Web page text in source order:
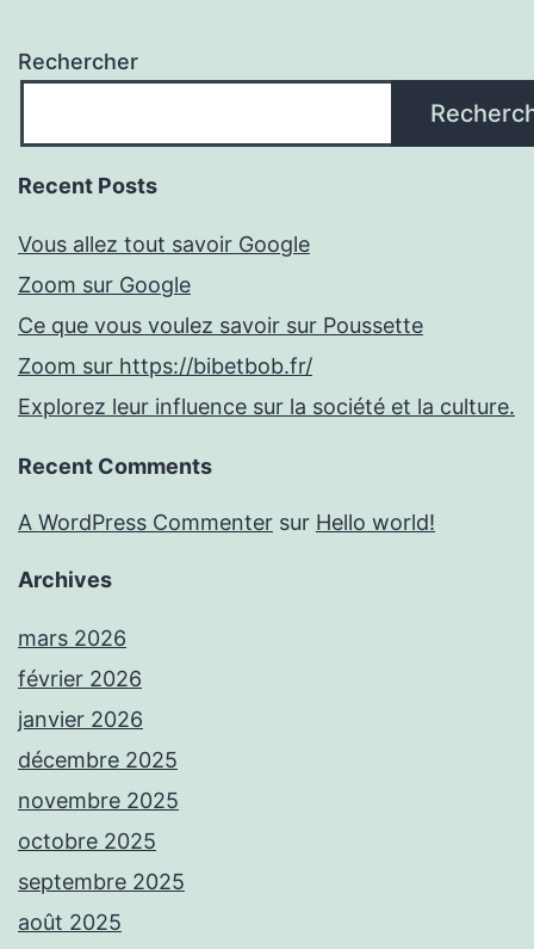
Rechercher
Recent Posts
Vous allez tout savoir Google
Zoom sur Google
Ce que vous voulez savoir sur Poussette
Zoom sur https://bibetbob.fr/
Explorez leur influence sur la société et la culture.
Recent Comments
A WordPress Commenter sur Hello world!
Archives
mars 2026
février 2026
janvier 2026
décembre 2025
novembre 2025
octobre 2025
septembre 2025
août 2025